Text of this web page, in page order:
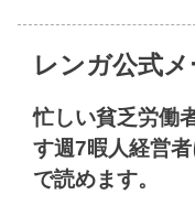
レンガ公式メ
忙しい貧乏労働
す週7暇人経営
で読めます。